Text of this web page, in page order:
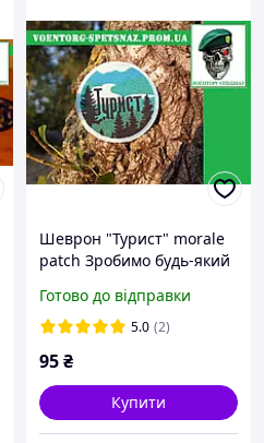
Шеврон "Турист" morale
patch Зробимо будь-який
Готово до відправки
5.0 (2)
95₴
Купити